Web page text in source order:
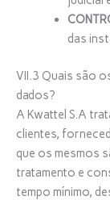
das
VII.3 Quais são
dados?
A Kwattel S.A
clientes,
que os mesmos
tratamento e
tempo mínimo,